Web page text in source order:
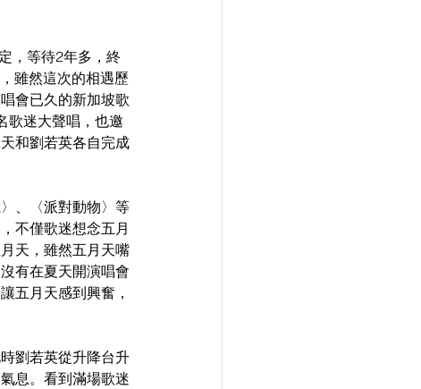
，等待2年多，終
雖然這次的相遇歷
會已久的新加坡歌
歌迷大聲唱，也邀
和劉若英各自完成
、〈派對動物〉等
不僅歌迷想念五月
天，雖然五月天嘴
有在夏天開演唱會
五月天感到興奮，
劉若英從升降台升
息。看到滿場歌迷